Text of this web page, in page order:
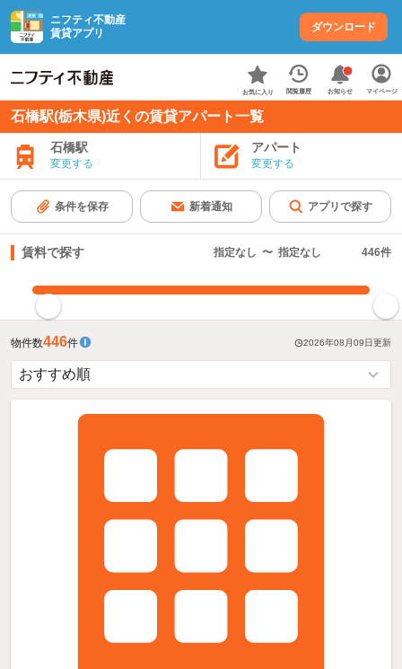
ニフティ不動産
賃貸アプリ
ダウンロード
お気に入り 閲覧履歴 お知らせ マイページ
石橋駅(栃木県)近くの賃貸アパート一覧
石橋駅
変更する
アパート
変更する
条件を保存 新着通知 アプリで探す
賃料で探す 指定なし 〜 指定なし 446件
物件数446件 2026年08月09日更新